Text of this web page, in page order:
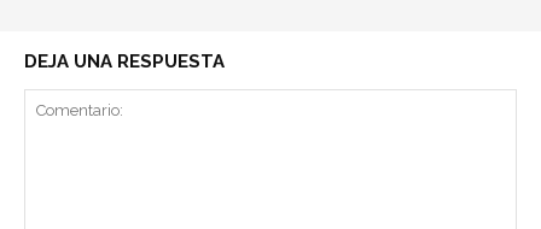
DEJA UNA RESPUESTA